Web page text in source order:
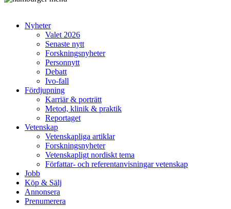
Nyheter
Valet 2026
Senaste nytt
Forskningsnyheter
Personnytt
Debatt
Ivo-fall
Fördjupning
Karriär & porträtt
Metod, klinik & praktik
Reportaget
Vetenskap
Vetenskapliga artiklar
Forskningsnyheter
Vetenskapligt nordiskt tema
Författar- och referentanvisningar vetenskap
Jobb
Köp & Sälj
Annonsera
Prenumerera